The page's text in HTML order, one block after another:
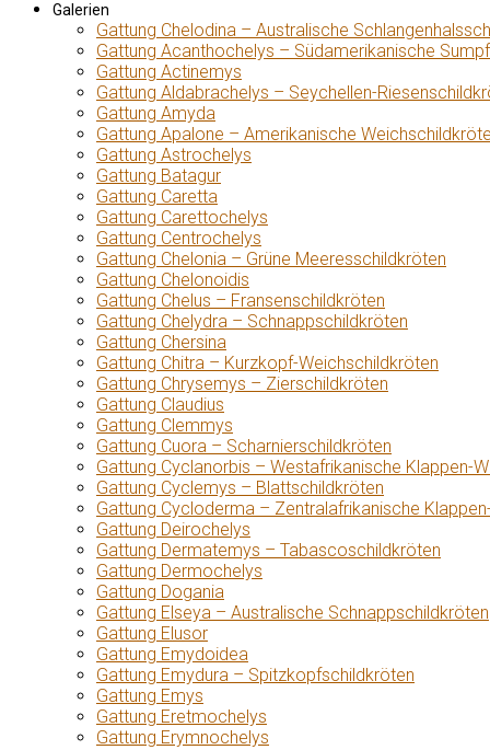
Galerien
Gattung Chelodina – Australische
Gattung Acanthochelys – Südamerikanische
Gattung Actinemys
Gattung Aldabrachelys – Seychellen-
Gattung Amyda
Gattung Apalone – Amerikanische
Gattung Astrochelys
Gattung Batagur
Gattung Caretta
Gattung Carettochelys
Gattung Centrochelys
Gattung Chelonia – Grüne Meeresschildkröten
Gattung Chelonoidis
Gattung Chelus – Fransenschildkröten
Gattung Chelydra – Schnappschildkröten
Gattung Chersina
Gattung Chitra – Kurzkopf-Weichschildkröten
Gattung Chrysemys – Zierschildkröten
Gattung Claudius
Gattung Clemmys
Gattung Cuora – Scharnierschildkröten
Gattung Cyclanorbis – Westafrikanische Klappen-
Gattung Cyclemys – Blattschildkröten
Gattung Cycloderma – Zentralafrikanische
Gattung Deirochelys
Gattung Dermatemys – Tabascoschildkröten
Gattung Dermochelys
Gattung Dogania
Gattung Elseya – Australische Schnappschildkröten
Gattung Elusor
Gattung Emydoidea
Gattung Emydura – Spitzkopfschildkröten
Gattung Emys
Gattung Eretmochelys
Gattung Erymnochelys